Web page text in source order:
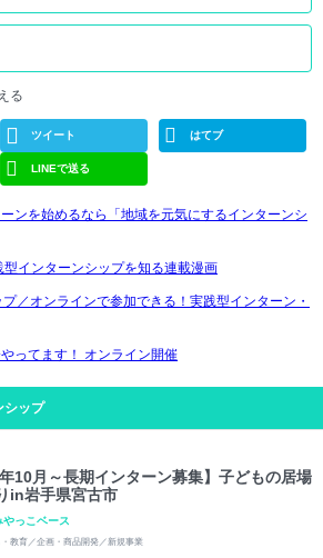
る
ツイート はてブ
LINEで送る
シップ
年10月～長期インターン募集】子どもの居場
in岩手県宮古市
っこベース
教育／企画・商品開発／新規事業